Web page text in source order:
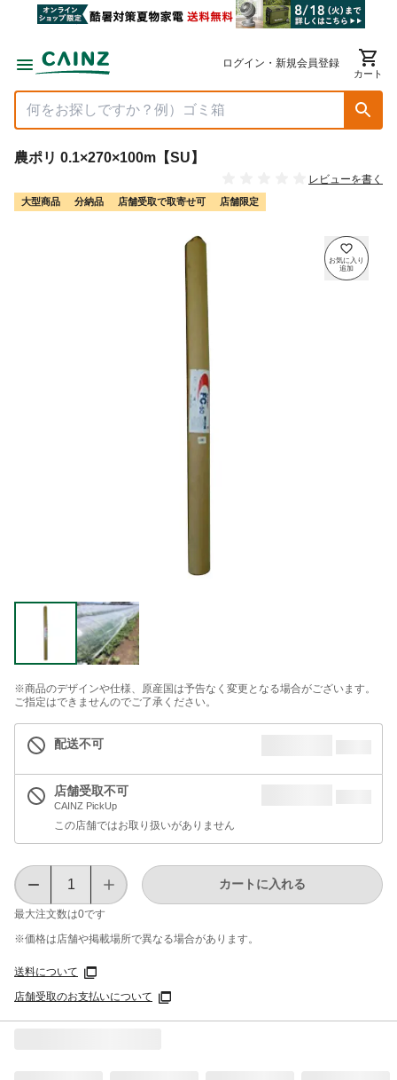
ログイン・新規会員登録
カート
農ポリ 0.1×270×100m【SU】
レビューを書く
大型商品 分納品 店舗受取で取寄せ可 店舗限定
※商品のデザインや仕様、原産国は予告なく変更となる場合がございます。
ご指定はできませんのでご了承ください。
配送不可
店舗受取不可
CAINZ PickUp
この店舗ではお取り扱いがありません
最大注文数は0です
カートに入れる
※価格は​店舗や​掲載場所で​異なる​場合が​あります。
送料について
店舗受取のお支払いについて